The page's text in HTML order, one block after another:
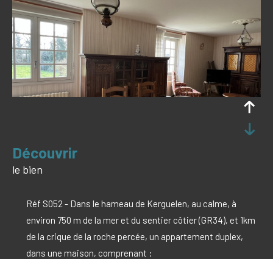
découvrir
le bien
Réf S052 - Dans le hameau de Kerguelen, au calme, à
environ 750 m de la mer et du sentier côtier (GR34), et 1km
de la crique de la roche percée, un appartement duplex,
dans une maison, comprenant :